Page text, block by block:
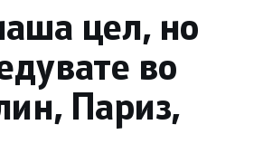
цел, но
во
Париз,